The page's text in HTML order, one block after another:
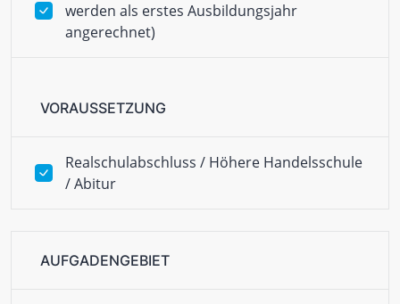
werden als erstes Ausbildungsjahr
angerechnet)
VORAUSSETZUNG
Realschulabschluss / Höhere Handelsschule
/ Abitur
AUFGADENGEBIET